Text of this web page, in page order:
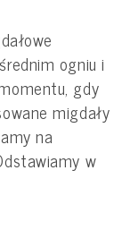
ogniu i
gdy
migdały
na
w